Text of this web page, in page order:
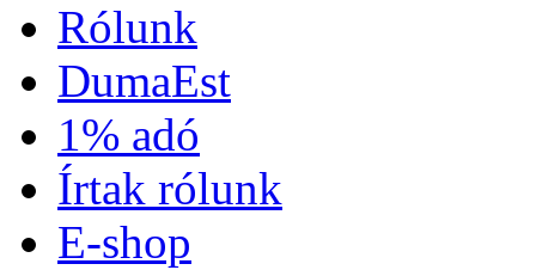
Rólunk
DumaEst
1% adó
Írtak rólunk
E-shop